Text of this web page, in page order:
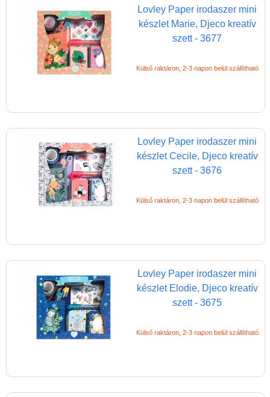
Lovley Paper irodaszer mini
készlet Marie, Djeco kreatív
szett - 3677
Külső raktáron, 2-3 napon belül szállítható
Lovley Paper irodaszer mini
készlet Cecile, Djeco kreatív
szett - 3676
Külső raktáron, 2-3 napon belül szállítható
Lovley Paper irodaszer mini
készlet Elodie, Djeco kreatív
szett - 3675
Külső raktáron, 2-3 napon belül szállítható
Papír írószer, kreatív
eszközök, rajzeszközök
gyerekeknek
Dekor
ragasztószalag
Filctoll
Gyurma, kiegészítők
Gyerek nyomda,
Kréta, zsírkréta,
Művész készlet